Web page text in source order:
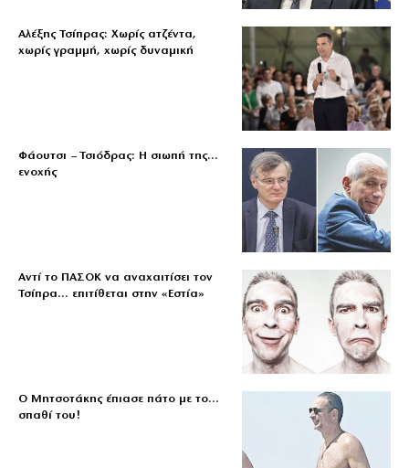
Αλέξης Τσίπρας: Χωρίς ατζέντα,
χωρίς γραμμή, χωρίς δυναμική
Φάουτσι – Τσιόδρας: Η σιωπή της…
ενοχής
Αντί το ΠΑΣΟΚ να αναχαιτίσει τον
Τσίπρα… επιτίθεται στην «Εστία»
Ο Μητσοτάκης έπιασε πάτο με το…
σπαθί του!